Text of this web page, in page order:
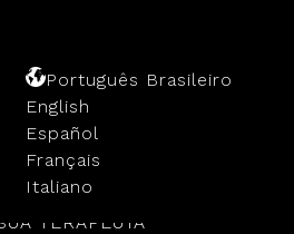
TERAPEUTA
Português Brasileiro
English
Español
Français
Italiano